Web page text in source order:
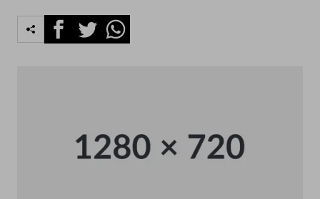
FacebookTwitterWhatsapp